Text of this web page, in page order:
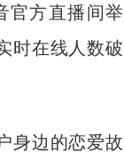
官方直播间举
时在线人数破
身边的恋爱故